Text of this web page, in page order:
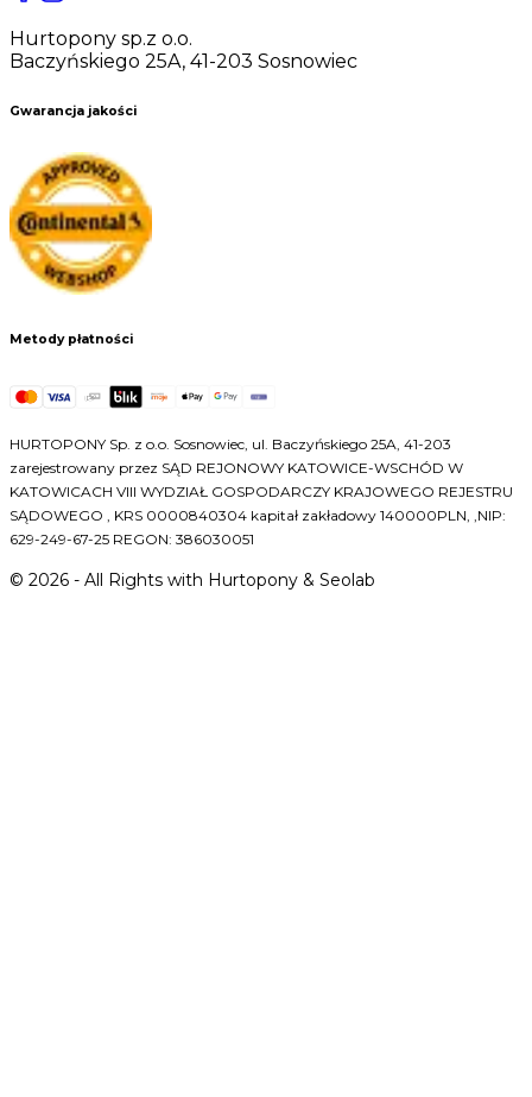
Hurtopony sp.z o.o.
Baczyńskiego 25A, 41-203 Sosnowiec
Gwarancja jakości
Metody płatności
HURTOPONY Sp. z o.o. Sosnowiec, ul. Baczyńskiego 25A, 41-203
zarejestrowany przez SĄD REJONOWY KATOWICE-WSCHÓD W
KATOWICACH VIII WYDZIAŁ GOSPODARCZY KRAJOWEGO REJESTRU
SĄDOWEGO , KRS 0000840304 kapitał zakładowy 140000PLN, ,NIP:
629-249-67-25 REGON: 386030051
© 2026 - All Rights with Hurtopony & Seolab